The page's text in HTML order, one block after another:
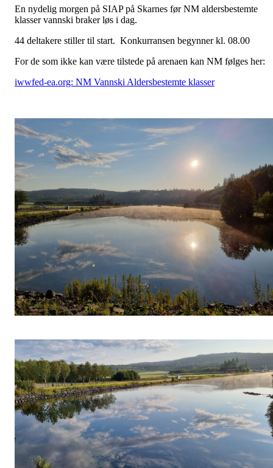
En nydelig morgen på SIAP på Skarnes før NM aldersbestemte
klasser vannski braker løs i dag.
44 deltakere stiller til start. Konkurransen begynner kl. 08.00
For de som ikke kan være tilstede på arenaen kan NM følges her:
iwwfed-ea.org: NM Vannski Aldersbestemte klasser